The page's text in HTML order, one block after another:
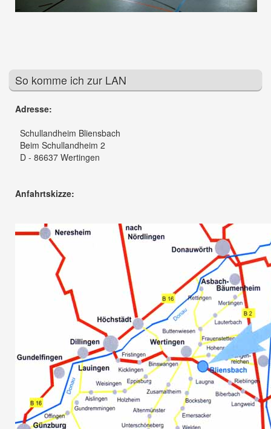
So komme ich zur LAN
Adresse:
Schullandheim Bliensbach
Beim Schullandheim 2
D - 86637 Wertingen
Anfahrtskizze: